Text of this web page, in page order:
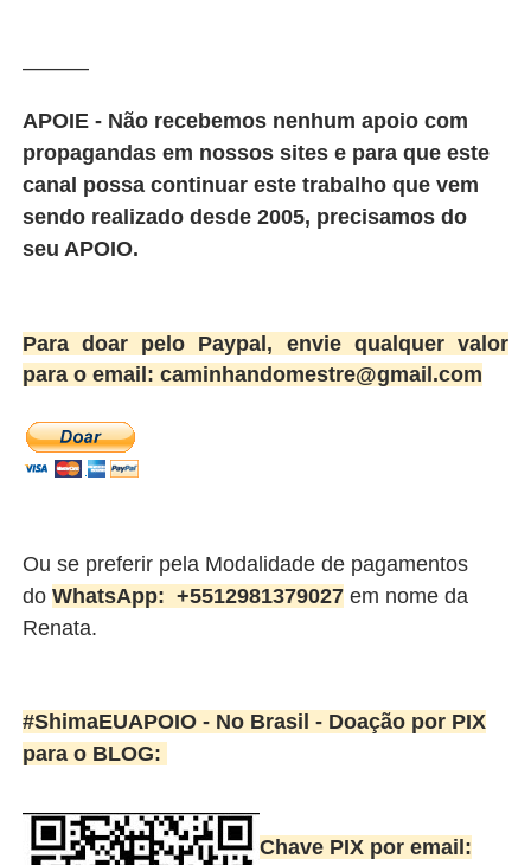
APOIE - Não recebemos nenhum apoio com
propagandas em nossos sites e para que este
canal possa continuar este trabalho que vem
sendo realizado desde 2005, precisamos do
seu APOIO.
Para doar pelo Paypal, envie qualquer valor
para o email: caminhandomestre@gmail.com
Ou se preferir pela Modalidade de pagamentos
do WhatsApp: +5512981379027em nome da
Renata.
#ShimaEUAPOIO - No Brasil - Doação por PIX
para o BLOG:
Chave PIX por email: